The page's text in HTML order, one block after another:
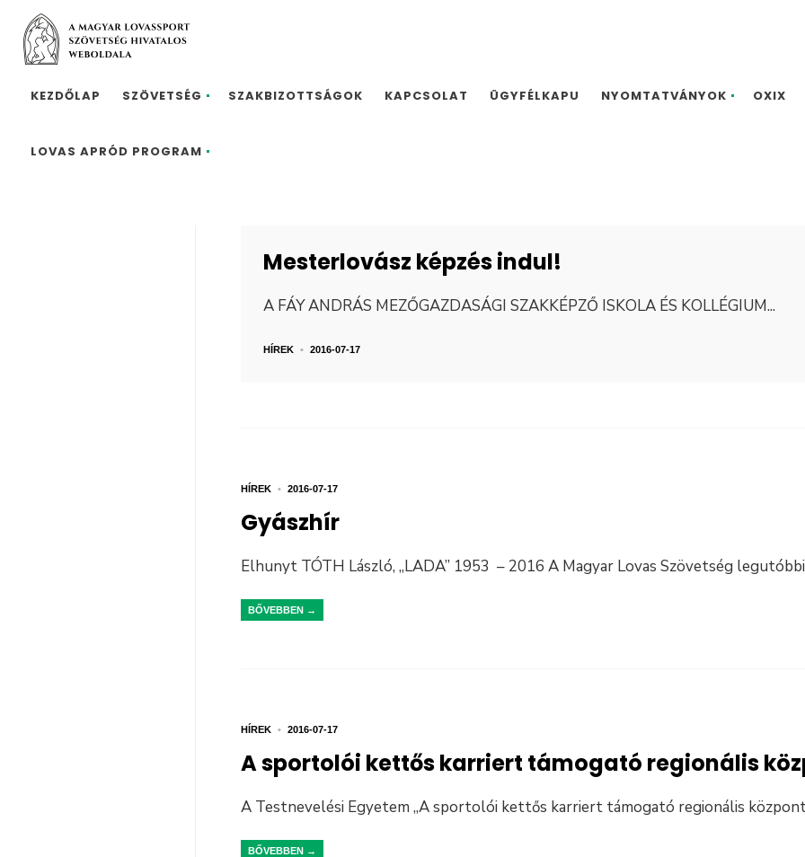
KEZDŐLAP SZÖVETSÉG SZAKBIZOTTSÁGOK KAPCSOLAT ÜGYFÉLKAPU NYOMTATVÁNYOK OXIX
LOVAS APRÓD PROGRAM
Mesterlovász képzés indul!
A FÁY ANDRÁS MEZŐGAZDASÁGI SZAKKÉPZŐ ISKOLA ÉS KOLLÉGIUM...
HÍREK • 2016-07-17
HÍREK • 2016-07-17
Gyászhír
Elhunyt TÓTH László, „LADA” 1953 – 2016 A Magyar Lovas Szövetség legutóbbi
BŐVEBBEN →
HÍREK • 2016-07-17
A sportolói kettős karriert támogató regionális
A Testnevelési Egyetem „A sportolói kettős karriert támogató regionális
BŐVEBBEN →